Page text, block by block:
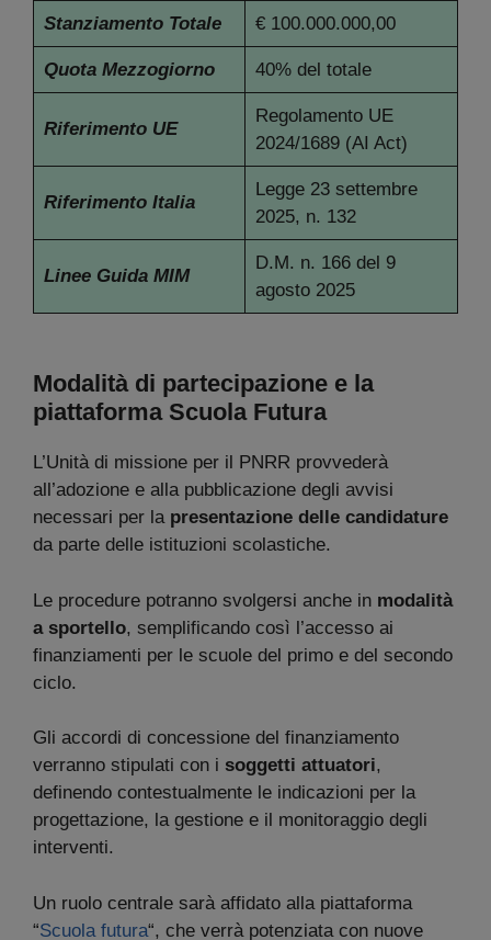
Stanziamento Totale € 100.000.000,00
Quota Mezzogiorno 40% del totale
Riferimento UE
Regolamento UE
2024/1689 (AI Act)
Riferimento Italia
Legge 23 settembre
2025, n. 132
Linee Guida MIM
D.M. n. 166 del 9
agosto 2025
Modalità di partecipazione e la
piattaforma Scuola Futura
L’Unità di missione per il PNRR provvederà
all’adozione e alla pubblicazione degli avvisi
necessari per la presentazione delle candidature
da parte delle istituzioni scolastiche.
Le procedure potranno svolgersi anche in modalità
a sportello, semplificando così l’accesso ai
finanziamenti per le scuole del primo e del secondo
ciclo.
Gli accordi di concessione del finanziamento
verranno stipulati con i soggetti attuatori,
definendo contestualmente le indicazioni per la
progettazione, la gestione e il monitoraggio degli
interventi.
Un ruolo centrale sarà affidato alla piattaforma
“Scuola futura“, che verrà potenziata con nuove